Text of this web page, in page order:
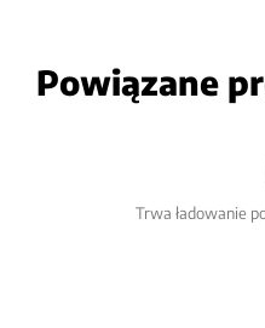
Powiązane
Trwa ładowanie